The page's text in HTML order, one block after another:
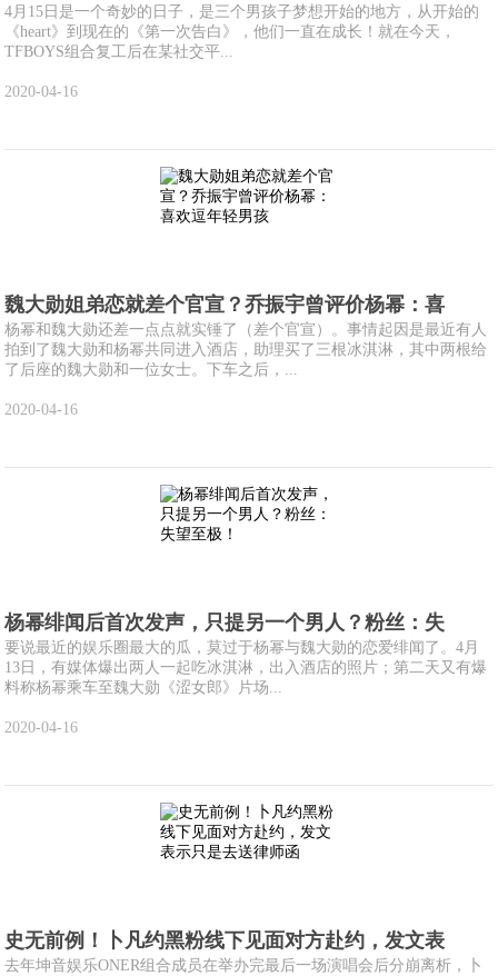
4月15日是一个奇妙的日子，是三个男孩子梦想开始的地方，从开始的
《heart》到现在的《第一次告白》，他们一直在成长！就在今天，
TFBOYS组合复工后在某社交平...
2020-04-16
魏大勋姐弟恋就差个官宣？乔振宇曾评价杨幂：喜
杨幂和魏大勋还差一点点就实锤了（差个官宣）。事情起因是最近有人
拍到了魏大勋和杨幂共同进入酒店，助理买了三根冰淇淋，其中两根给
了后座的魏大勋和一位女士。下车之后，...
2020-04-16
杨幂绯闻后首次发声，只提另一个男人？粉丝：失
要说最近的娱乐圈最大的瓜，莫过于杨幂与魏大勋的恋爱绯闻了。4月
13日，有媒体爆出两人一起吃冰淇淋，出入酒店的照片；第二天又有爆
料称杨幂乘车至魏大勋《涩女郎》片场...
2020-04-16
史无前例！卜凡约黑粉线下见面对方赴约，发文表
去年坤音娱乐ONER组合成员在举办完最后一场演唱会后分崩离析，卜